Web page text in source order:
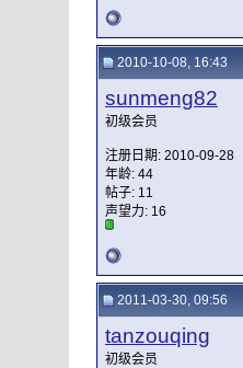
2010-10-08, 16:43
sunmeng82
初级会员
注册日期: 2010-09-28
年龄: 44
帖子: 11
声望力: 16
2011-03-30, 09:56
tanzouqing
初级会员